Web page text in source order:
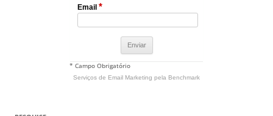
Email *
* Campo Obrigatório
Serviços de Email Marketing pela Benchmark